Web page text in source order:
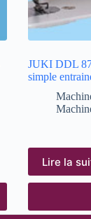
JUKI DDL
simple
Lire la